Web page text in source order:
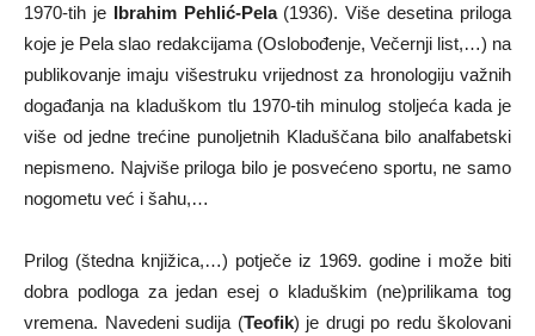
1970-tih je Ibrahim Pehlić-Pela(1936). Više desetina priloga
koje je Pela slao redakcijama (Oslobođenje, Večernji list,…) na
publikovanje imaju višestruku vrijednost za hronologiju važnih
događanja na kladuškom tlu 1970-tih minulog stoljeća kada je
više od jedne trećine punoljetnih Kladuščana bilo analfabetski
nepismeno. Najviše priloga bilo je posvećeno sportu, ne samo
nogometu već i šahu,…
Prilog (štedna knjižica,…) potječe iz 1969. godine i može biti
dobra podloga za jedan esej o kladuškim (ne)prilikama tog
vremena. Navedeni sudija (Teofik) je drugi po redu školovani